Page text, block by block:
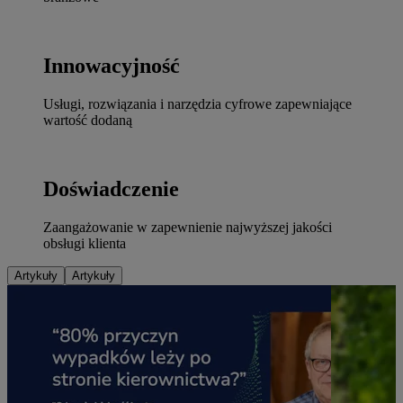
Innowacyjność
Usługi, rozwiązania i narzędzia cyfrowe zapewniające
wartość dodaną
Doświadczenie
Zaangażowanie w zapewnienie najwyższej jakości
obsługi klienta
Artykuły Artykuły